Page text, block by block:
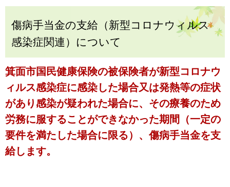
傷病手当金の支給（新型コロナウィルス
感染症関連）について
箕面市国民健康保険の被保険者が新型コロナウ
ィルス感染症に感染した場合又は発熱等の症状
があり感染が疑われた場合に、その療養のため
労務に服することができなかった期間（一定の
要件を満たした場合に限る）、傷病手当金を支
給します。